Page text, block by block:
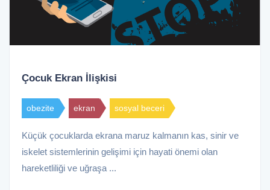
Çocuk Ekran İlişkisi
obezite ekran sosyal beceri
Küçük çocuklarda ekrana maruz kalmanın kas, sinir ve
iskelet sistemlerinin gelişimi için hayati önemi olan
hareketliliği ve uğraşa ...